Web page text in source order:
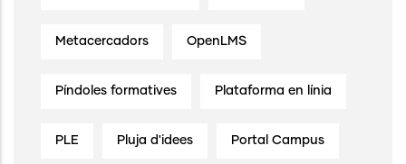
Metacercadors OpenLMS
Píndoles formatives Plataforma en línia
PLE Pluja d'idees Portal Campus